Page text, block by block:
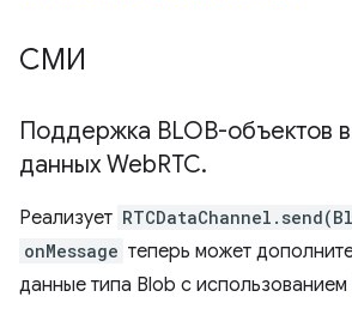
СМИ
Поддержка BLOB-объектов
данных WebRTC.
Реализует
onMessage теперь может
данные типа Blob с использованием